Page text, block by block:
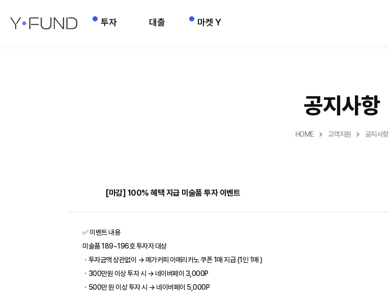
투자 대출 마켓 Y
공지사항
HOME 고객지원 공지사항
[마감] 100% 혜택 지급 미술품 투자 이벤트
✅ 이벤트 내용
미술품 189~196호 투자자 대상
ㆍ투자금액 상관없이 → 메가커피 아메리카노 쿠폰 1매 지급 (1인 1매 )
ㆍ300만원 이상 투자 시 → 네이버페이 3,000P
ㆍ500만 원 이상 투자 시 → 네이버페이 5,000P